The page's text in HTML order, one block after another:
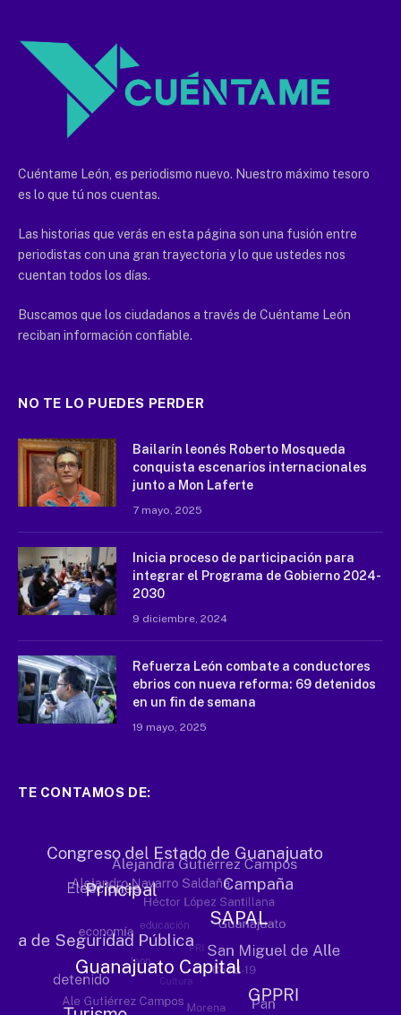
Cuéntame León, es periodismo nuevo. Nuestro máximo tesoro
es lo que tú nos cuentas.
Las historias que verás en esta página son una fusión entre
periodistas con una gran trayectoria y lo que ustedes nos
cuentan todos los días.
Buscamos que los ciudadanos a través de Cuéntame León
reciban información confiable.
NO TE LO PUEDES PERDER
Bailarín leonés Roberto Mosqueda
conquista escenarios internacionales
junto a Mon Laferte
7 mayo, 2025
Inicia proceso de participación para
integrar el Programa de Gobierno 2024-
2030
9 diciembre, 2024
Refuerza León combate a conductores
ebrios con nueva reforma: 69 detenidos
en un fin de semana
19 mayo, 2025
TE CONTAMOS DE: